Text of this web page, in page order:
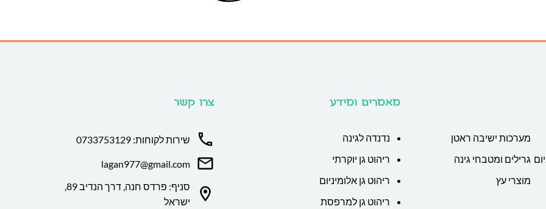
מערכות ישיבה ראטן
גרילים ומטבחי גינה
מוצרי עץ
מאמרים ומידע
נדנדה לגינה
ריהוט גן יוקרתי
ריהוט גן אלומיניום
ריהוט גן למרפסת
צרו קשר
שירות לקוחות: 0733753129
lagan977@gmail.com
סניף: פרדס חנה, דרך הנדיב 89,
ישראל